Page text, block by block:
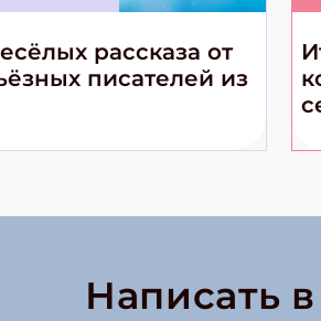
рассказа от
писателей из
Написать